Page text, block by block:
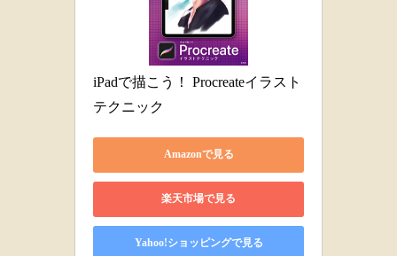
iPadで描こう！ Procreateイラスト
テクニック
Amazonで見る
楽天市場で見る
Yahoo!ショッピングで見る